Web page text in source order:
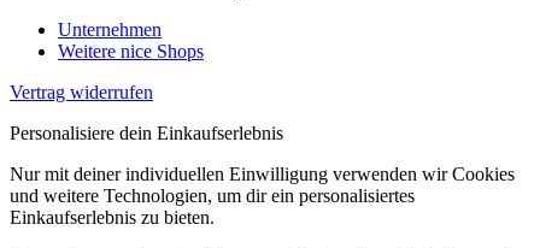
Unternehmen
Weitere nice Shops
Vertrag widerrufen
Personalisiere dein Einkaufserlebnis
Nur mit deiner individuellen Einwilligung verwenden wir Cookies
und weitere Technologien, um dir ein personalisiertes
Einkaufserlebnis zu bieten.